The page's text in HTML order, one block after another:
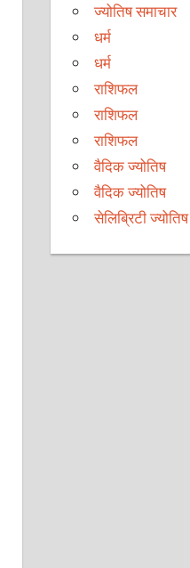
ज्योतिष समाचार
धर्म
धर्म
राशिफल
राशिफल
राशिफल
वैदिक ज्योतिष
वैदिक ज्योतिष
सेलिब्रिटी ज्योतिष